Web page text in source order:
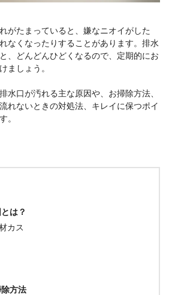
がたまっていると、嫌なニオイがした
なくなったりすることがあります。排水
、どんどんひどくなるので、定期的にお
ましょう。
水口が汚れる主な原因や、お掃除方法、
れないときの対処法、キレイに保つポイ
。
は？
カス
方法